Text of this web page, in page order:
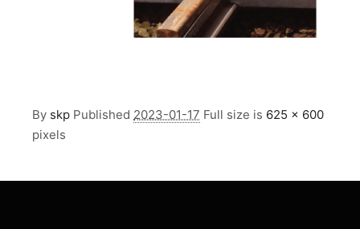
By skp Published 2023-01-17 Full size is 625 × 600
pixels